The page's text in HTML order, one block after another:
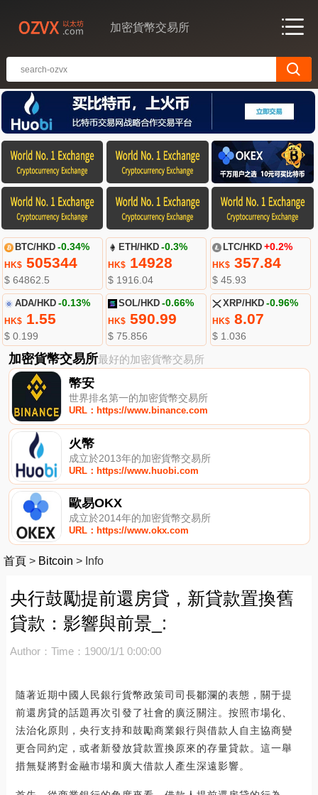
加密貨幣交易所
BTC/HKD -0.34%
HK$505344
$ 64862.5
ETH/HKD -0.3%
HK$ 14928
$ 1916.04
LTC/HKD +0.2%
HK$357.84
$ 45.93
ADA/HKD -0.13%
HK$1.55
$ 0.199
SOL/HKD -0.66%
HK$ 590.99
$ 75.856
XRP/HKD -0.96%
HK$8.07
$ 1.036
加密貨幣交易所最好的加密貨幣交易所
幣安
世界排名第一的加密貨幣交易所
URL：https://www.binance.com
火幣
成立於2013年的加密貨幣交易所
URL：https://www.huobi.com
歐易OKX
成立於2014年的加密貨幣交易所
URL：https://www.okx.com
首頁 > Bitcoin > Info
央行鼓勵提前還房貸，新貸款置換舊
貸款：影響與前景_:
Author： Time：1900/1/1 0:00:00
隨著近期中國人民銀行貨幣政策司司長鄒瀾的表態，關于提
前還房貸的話題再次引發了社會的廣泛關注。按照市場化、
法治化原則，央行支持和鼓勵商業銀行與借款人自主協商變
更合同約定，或者新發放貸款置換原來的存量貸款。這一舉
措無疑將對金融市場和廣大借款人產生深遠影響。